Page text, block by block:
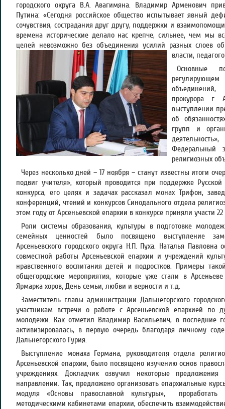
городского округа В.А. Авагимяна. Владимир Арменович
Путина: «Сегодня российское общество испытывает явный
сочувствия, сострадания друг другу, поддержки и
времена исторические делало нас крепче, сильнее, чем мы
целей невозможно без объединения усилий разных слоев
власти,
Основные
прокурора г.
выступлении
об
групп и
Федеральный
религиозных
Через несколько дней – 17 ноября – станут известны итоги
подвиг учителя», который проводится при поддержке
конкурса, его целях и задачах рассказал монах Трифон,
конференций, чтений и конкурсов Синодального отдела
этом году от Арсеньевской епархии в конкурсе приняли участи 22
Роли системы образования, культуры в подготовке
семейных ценностей было посвящено выступление
Арсеньевского городского округа Н.П. Пуха. Наталья
совместной работы Арсеньевской епархии и учреждений
нравственного воспитания детей и подростков. Примеры
общегородские мероприятия, которые уже стали в
Ярмарка хоров, День семьи, любви и верности и т.д.
Заместитель главы администрации Дальнегорского
участникам встречи о работе с Арсеньевской епархией по
молодежи. Как отметил Владимир Васильевич, в последние
активизировалась, в первую очередь благодаря личному
Дальнегорского Гурия.
Выступление монаха Германа, руководителя отдела
Арсеньевской епархии, было посвящено изучению основ
учреждениях. Докладчик озвучил некоторые
направлении. Так, предложено организовать епархиальные
модуля «Основы православной культуры»,
методическими кабинетами епархии, обеспечить